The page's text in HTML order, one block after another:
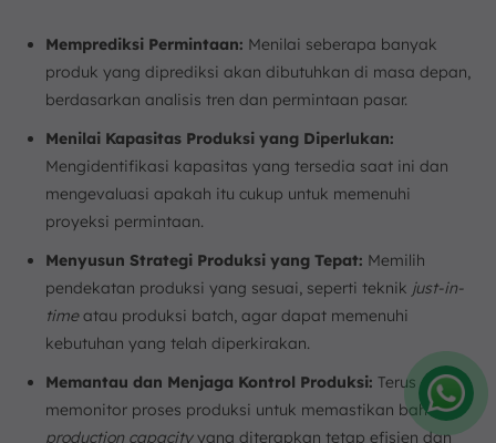
Memprediksi Permintaan: Menilai seberapa banyak
produk yang diprediksi akan dibutuhkan di masa depan,
berdasarkan analisis tren dan permintaan pasar.
Menilai Kapasitas Produksi yang Diperlukan:
Mengidentifikasi kapasitas yang tersedia saat ini dan
mengevaluasi apakah itu cukup untuk memenuhi
proyeksi permintaan.
Menyusun Strategi Produksi yang Tepat: Memilih
pendekatan produksi yang sesuai, seperti teknik just-in-
timeatau produksi batch, agar dapat memenuhi
kebutuhan yang telah diperkirakan.
Memantau dan Menjaga Kontrol Produksi: Terus
memonitor proses produksi untuk memastikan bahwa
production capacityyang diterapkan tetap efisien dan
Amelia